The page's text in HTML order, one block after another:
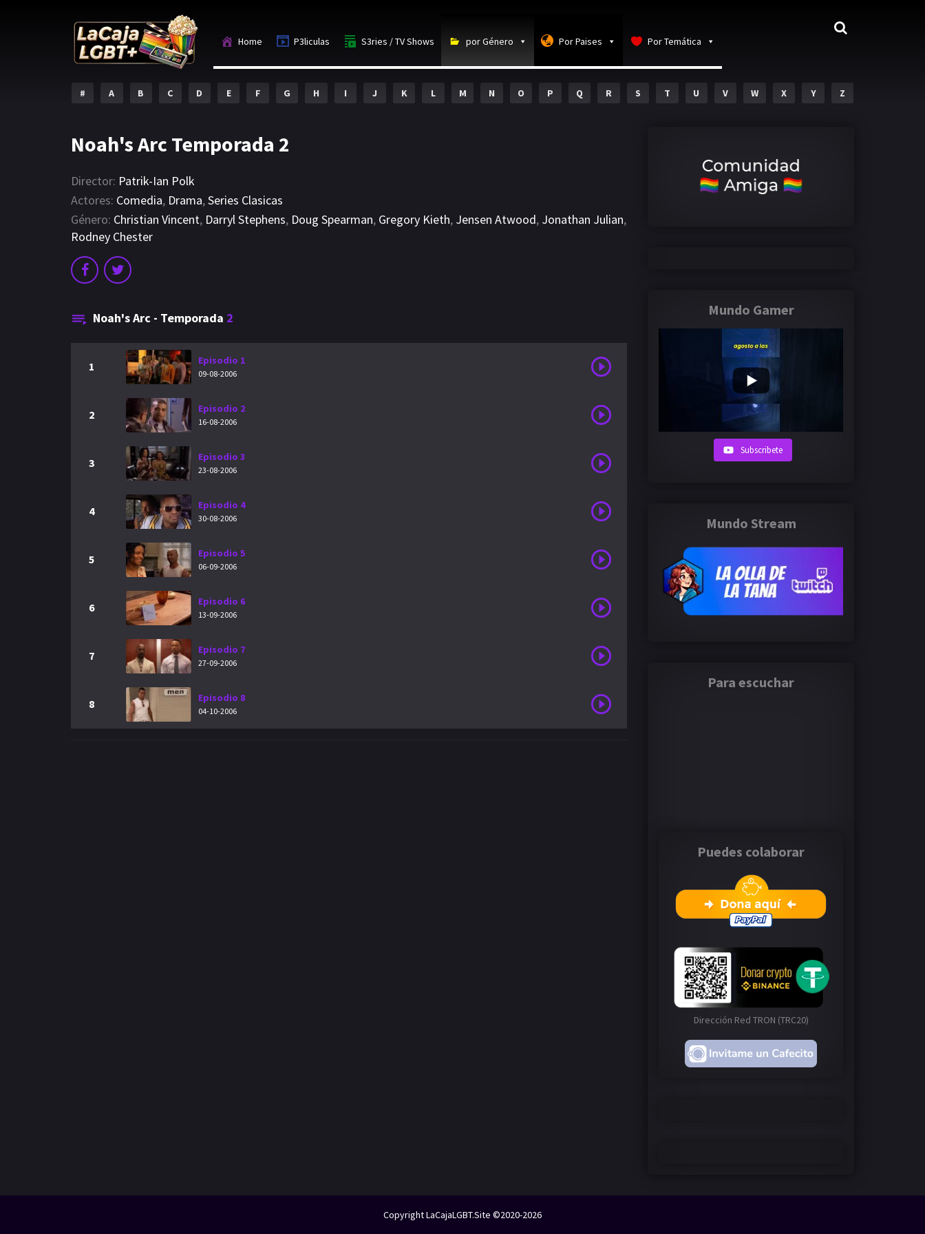
Home P3liculas S3ries / TV Shows por Género Por Paises Por Temática
# A B C D E F G H I J K L M N O P Q R S T U V W X Y Z
Noah's Arc Temporada 2
Director: Patrik-Ian Polk
Actores: Comedia, Drama,Series Clasicas
Género: Christian Vincent, Darryl Stephens, Doug Spearman, Gregory Kieth, Jensen Atwood, Jonathan Julian,
Rodney Chester
Noah's Arc - Temporada 2
1 Episodio 1
09-08-2006
2 Episodio 2
16-08-2006
3 Episodio 3
23-08-2006
4 Episodio 4
30-08-2006
5 Episodio 5
06-09-2006
6 Episodio 6
13-09-2006
7 Episodio 7
27-09-2006
8 Episodio 8
04-10-2006
Mundo Gamer
Subscribete
Mundo Stream
Para escuchar
Puedes colaborar
Dirección Red TRON (TRC20)
Copyright LaCajaLGBT.Site ©2020-2026